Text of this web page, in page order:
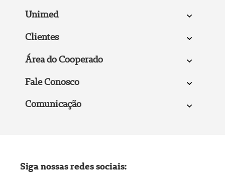
Unimed
Clientes
Área do Cooperado
Fale Conosco
Comunicação
Siga nossas redes sociais: